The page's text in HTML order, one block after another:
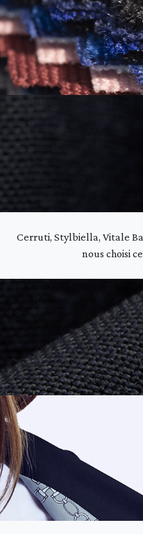
Cerruti, Stylbiella, Vitale
nous choisi